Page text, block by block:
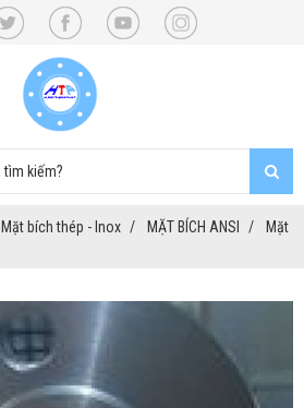
Mặt bích thép - Inox MẶT BÍCH ANSI
Mặt